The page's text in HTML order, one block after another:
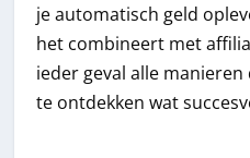
je automatisch geld
het combineert met
ieder geval alle
te ontdekken wat